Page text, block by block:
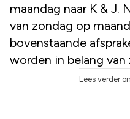
maandag naar K & J.
van zondag op
bovenstaande
worden in belang van
Lees verder